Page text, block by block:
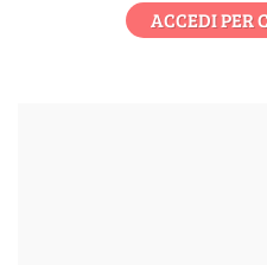
ACCEDI PER